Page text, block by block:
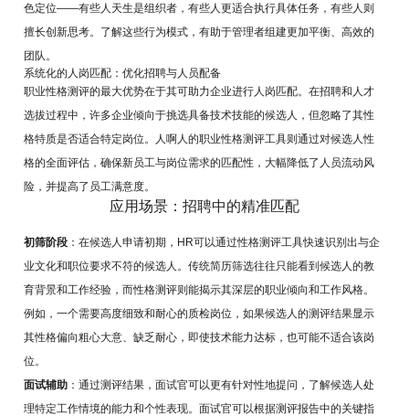
色定位——有些人天生是组织者，有些人更适合执行具体任务，有些人则
擅长创新思考。了解这些行为模式，有助于管理者组建更加平衡、高效的
团队。
系统化的人岗匹配：优化招聘与人员配备
职业性格测评的最大优势在于其可助力企业进行人岗匹配。在招聘和人才
选拔过程中，许多企业倾向于挑选具备技术技能的候选人，但忽略了其性
格特质是否适合特定岗位。人啊人的职业性格测评工具则通过对候选人性
格的全面评估，确保新员工与岗位需求的匹配性，大幅降低了人员流动风
险，并提高了员工满意度。
应用场景：招聘中的精准匹配
初筛阶段 ：在候选人申请初期，HR可以通过性格测评工具快速识别出与企
业文化和职位要求不符的候选人。传统简历筛选往往只能看到候选人的教
育背景和工作经验，而性格测评则能揭示其深层的职业倾向和工作风格。
例如，一个需要高度细致和耐心的质检岗位，如果候选人的测评结果显示
其性格偏向粗心大意、缺乏耐心，即使技术能力达标，也可能不适合该岗
位。
面试辅助 ：通过测评结果，面试官可以更有针对性地提问，了解候选人处
理特定工作情境的能力和个性表现。面试官可以根据测评报告中的关键指